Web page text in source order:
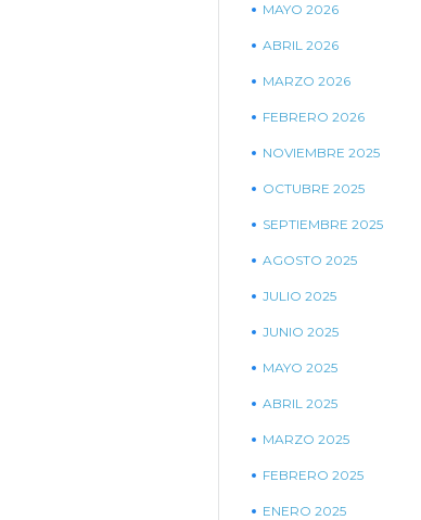
MAYO 2026
ABRIL 2026
MARZO 2026
FEBRERO 2026
NOVIEMBRE 2025
OCTUBRE 2025
SEPTIEMBRE 2025
AGOSTO 2025
JULIO 2025
JUNIO 2025
MAYO 2025
ABRIL 2025
MARZO 2025
FEBRERO 2025
ENERO 2025